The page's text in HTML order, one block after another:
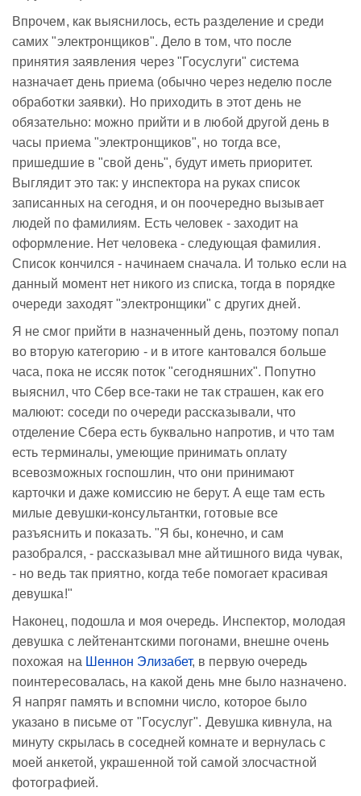
Впрочем, как выяснилось, есть разделение и среди
самих "электронщиков". Дело в том, что после
принятия заявления через "Госуслуги" система
назначает день приема (обычно через неделю после
обработки заявки). Но приходить в этот день не
обязательно: можно прийти и в любой другой день в
часы приема "электронщиков", но тогда все,
пришедшие в "свой день", будут иметь приоритет.
Выглядит это так: у инспектора на руках список
записанных на сегодня, и он поочередно вызывает
людей по фамилиям. Есть человек - заходит на
оформление. Нет человека - следующая фамилия.
Список кончился - начинаем сначала. И только если на
данный момент нет никого из списка, тогда в порядке
очереди заходят "электронщики" с других дней.
Я не смог прийти в назначенный день, поэтому попал
во вторую категорию - и в итоге кантовался больше
часа, пока не иссяк поток "сегодняшних". Попутно
выяснил, что Сбер все-таки не так страшен, как его
малюют: соседи по очереди рассказывали, что
отделение Сбера есть буквально напротив, и что там
есть терминалы, умеющие принимать оплату
всевозможных госпошлин, что они принимают
карточки и даже комиссию не берут. А еще там есть
милые девушки-консультантки, готовые все
разъяснить и показать. "Я бы, конечно, и сам
разобрался, - рассказывал мне айтишного вида чувак,
- но ведь так приятно, когда тебе помогает красивая
девушка!"
Наконец, подошла и моя очередь. Инспектор, молодая
девушка с лейтенантскими погонами, внешне очень
похожая на Шеннон Элизабет, в первую очередь
поинтересовалась, на какой день мне было назначено.
Я напряг память и вспомни число, которое было
указано в письме от "Госуслуг". Девушка кивнула, на
минуту скрылась в соседней комнате и вернулась с
моей анкетой, украшенной той самой злосчастной
фотографией.